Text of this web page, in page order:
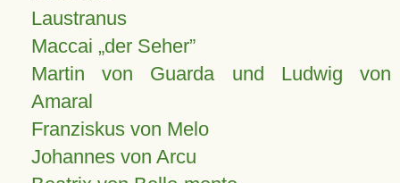
Laustranus
Maccai „der Seher”
Martin von Guarda und Ludwig von
Amaral
Franziskus von Melo
Johannes von Arcu